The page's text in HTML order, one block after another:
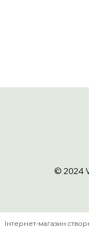
© 2024
Інтернет-магазин